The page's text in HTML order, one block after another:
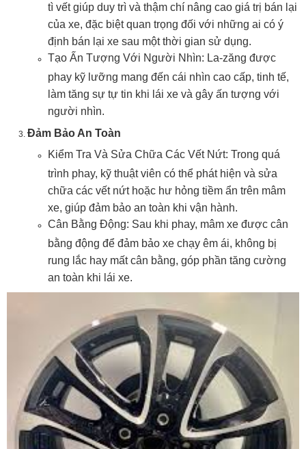
tì vết giúp duy trì và thậm chí nâng cao giá trị bán lại
của xe, đặc biệt quan trọng đối với những ai có ý
định bán lại xe sau một thời gian sử dụng.
Tạo Ấn Tượng Với Người Nhìn: La-zăng được
phay kỹ lưỡng mang đến cái nhìn cao cấp, tinh tế,
làm tăng sự tự tin khi lái xe và gây ấn tượng với
người nhìn.
Đảm Bảo An Toàn
Kiểm Tra Và Sửa Chữa Các Vết Nứt: Trong quá
trình phay, kỹ thuật viên có thể phát hiện và sửa
chữa các vết nứt hoặc hư hỏng tiềm ẩn trên mâm
xe, giúp đảm bảo an toàn khi vận hành.
Cân Bằng Động: Sau khi phay, mâm xe được cân
bằng động để đảm bảo xe chạy êm ái, không bị
rung lắc hay mất cân bằng, góp phần tăng cường
an toàn khi lái xe.